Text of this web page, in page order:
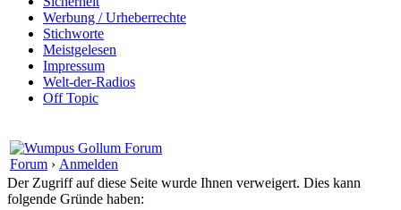
Werbung / Urheberrechte
Stichworte
Meistgelesen
Impressum
Welt-der-Radios
Off Topic
Forum › Anmelden
Der Zugriff auf diese Seite wurde Ihnen verweigert. Dies kann
folgende Gründe haben: